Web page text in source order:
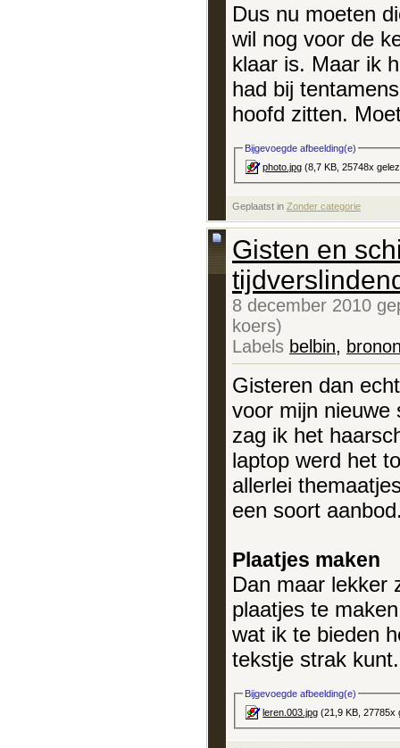
Dus nu moeten
wil nog voor de
klaar is. Maar ik
had bij
hoofd zitten.
Bijgevoegde afbeelding(e)
photo.jpg (8,7 KB, 25748x
Geplaatst in Zonder categorie
Gisten en
8 december 2010
koers)
Labels belbin,
Gisteren dan
voor mijn nieuwe
zag ik het
laptop werd het
allerlei
een soort
Plaatjes maken
Dan maar lekker
plaatjes te
wat ik te bieden
tekstje strak
Bijgevoegde afbeelding(e)
leren.003.jpg (21,9 KB, 27785x